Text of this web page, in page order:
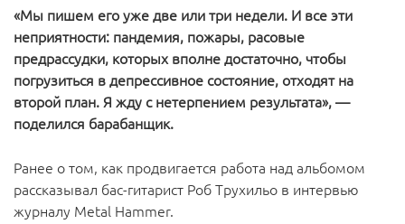
«Мы пишем его уже две или три недели. И все эти
неприятности: пандемия, пожары, расовые
предрассудки, которых вполне достаточно, чтобы
погрузиться в депрессивное состояние, отходят на
второй план. Я жду с нетерпением результата», —
поделился барабанщик.
Ранее о том, как продвигается работа над альбомом
рассказывал бас-гитарист Роб Трухильо в интервью
журналу Metal Hammer.